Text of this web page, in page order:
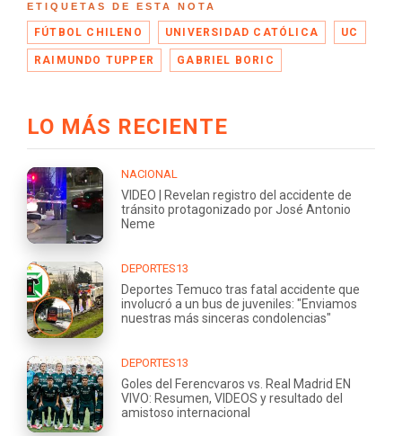
ETIQUETAS DE ESTA NOTA
FÚTBOL CHILENO UNIVERSIDAD CATÓLICA UC
RAIMUNDO TUPPER GABRIEL BORIC
LO MÁS RECIENTE
NACIONAL
VIDEO | Revelan registro del accidente de
tránsito protagonizado por José Antonio
Neme
DEPORTES13
Deportes Temuco tras fatal accidente que
involucró a un bus de juveniles: "Enviamos
nuestras más sinceras condolencias"
DEPORTES13
Goles del Ferencvaros vs. Real Madrid EN
VIVO: Resumen, VIDEOS y resultado del
amistoso internacional